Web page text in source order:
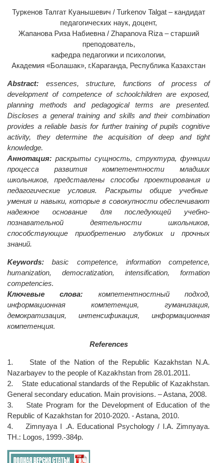
Туркенов Талгат Куанышевич / Turkenov Talgat – кандидат
педагогических наук, доцент,
Жапанова Риза Набиевна / Zhapanova Riza – старший
преподователь,
кафедра педагогики и психологии,
Академия «Болашак», г.Караганда, Республика Казахстан
Abstract: essences, structure, functions of process of
development of competence of schoolchildren are exposed,
planning methods and pedagogical terms are presented.
Discloses a general training and skills and their combination
provides a reliable basis for further training of pupils cognitive
activity, they determine the acquisition of deep and tight
knowledge.
Аннотация: раскрыты сущность, структура, функции
процесса развития компетентности младших
школьников, представлены способы проектирования и
педагогические условия. Раскрыты общие учебные
умения и навыки, которые в совокупности обеспечивают
надежное основание для последующей учебно-
познавательной деятельности школьников,
способствующие приобретению глубоких и прочных
знаний.
Keywords: basic competence, information competence,
humanization, democratization, intensification, formation
competencies.
Ключевые слова: компетентностный подход,
информационная компетенция, гуманизация,
демократизация, интенсификация, информационная
компетенция.
References
1. State of the Nation of the Republic Kazakhstan N.A.
Nazarbayev to the people of Kazakhstan from 28.01.2011.
2. State educational standards of the Republic of Kazakhstan.
General secondary education. Main provisions. – Astana, 2008.
3. State Program for the Development of Education of the
Republic of Kazakhstan for 2010-2020. - Astana, 2010.
4. Zimnyaya I .A. Educational Psychology / I.A. Zimnyaya.
TH.: Logos, 1999.-384p.